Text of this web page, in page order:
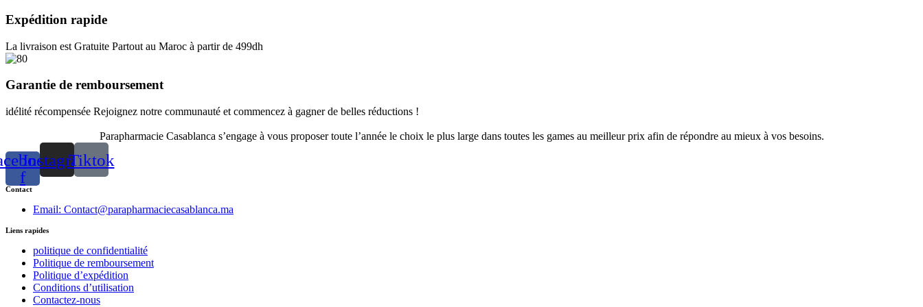
Expédition rapide
La livraison est Gratuite Partout au Maroc à partir de 499dh
Garantie de remboursement
idélité récompensée Rejoignez notre communauté et commencez à gagner de belles réductions !
Parapharmacie Casablanca s’engage à vous proposer toute l’année le choix le plus large dans toutes les games au meilleur prix afin de répondre au mieux à vos besoins.
f
InstagramTiktok
Contact
Email: Contact@parapharmaciecasablanca.ma
Liens rapides
politique de confidentialité
Politique de remboursement
Politique d’expédition
Conditions d’utilisation
Contactez-nous